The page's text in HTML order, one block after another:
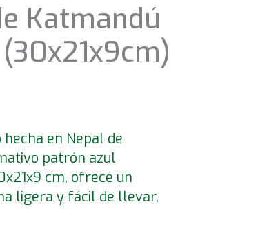
Katmandú
en Nepal de
patrón azul
cm, ofrece un
ligera y fácil de llevar,